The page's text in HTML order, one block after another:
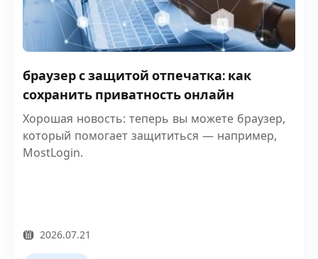
браузер с защитой отпечатка: как
сохранить приватность онлайн
Хорошая новость: теперь вы можете браузер,
который помогает защититься — например,
MostLogin.
2026.07.21